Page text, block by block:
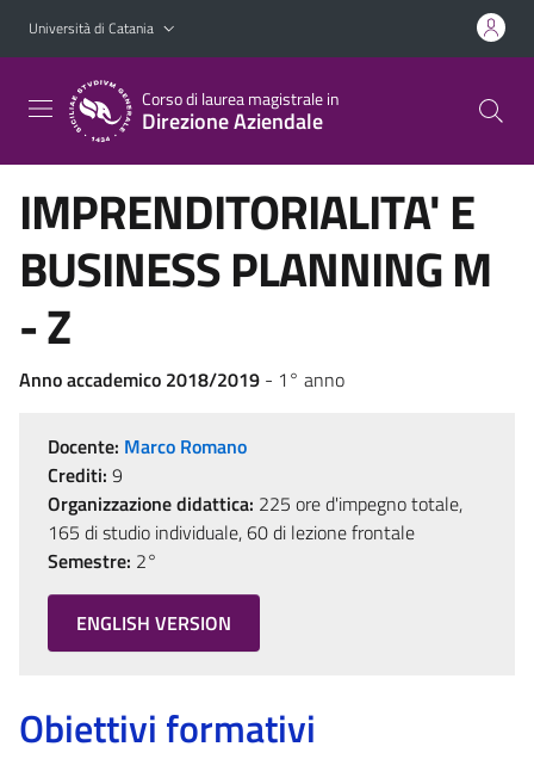
Vai al contenuto principale
Vai al menu di navigazione
Università di Catania
Corso di laurea magistrale in
Direzione Aziendale
IMPRENDITORIALITA' E
BUSINESS PLANNING M
- Z
Anno accademico 2018/2019 - 1° anno
Docente: Marco Romano
Crediti: 9
Organizzazione didattica: 225 ore d'impegno totale,
165 di studio individuale, 60 di lezione frontale
Semestre: 2°
ENGLISH VERSION
Obiettivi formativi